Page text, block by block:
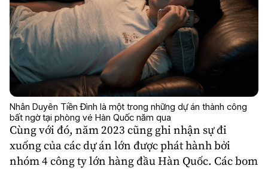
Nhân Duyên Tiền Đình là một trong những dự án thành công
bất ngờ tại phòng vé Hàn Quốc năm qua
Cùng với đó, năm 2023 cũng ghi nhận sự đi
xuống của các dự án lớn được phát hành bởi
nhóm 4 công ty lớn hàng đầu Hàn Quốc. Các bom